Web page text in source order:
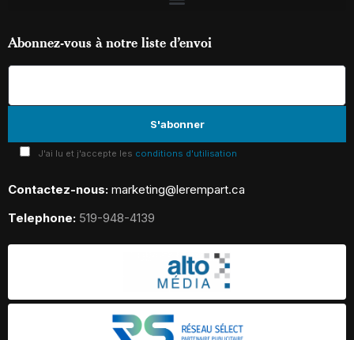
Abonnez-vous à notre liste d’envoi
J'ai lu et j'accepte les conditions d'utilisation
Contactez-nous: marketing@lerempart.ca
Telephone: 519-948-4139